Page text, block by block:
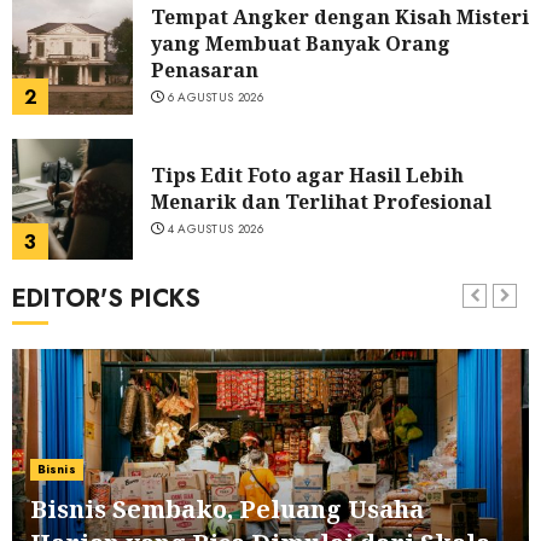
2
Tempat Angker dengan Kisah Misteri
yang Membuat Banyak Orang
Penasaran
6 AGUSTUS 2026
3
Tips Edit Foto agar Hasil Lebih
Menarik dan Terlihat Profesional
4 AGUSTUS 2026
4
Ukuran Kamar Utama yang Ideal
Fungsional
31 JULI 2026
5
Skateboard Jadi Hobi Seru yang
Melatih Penyeimbang serta
Keyakinan Diri
27 JULI 2026
EDITOR'S PICKS
Bisnis
Bisnis Sembako, Peluang Usaha